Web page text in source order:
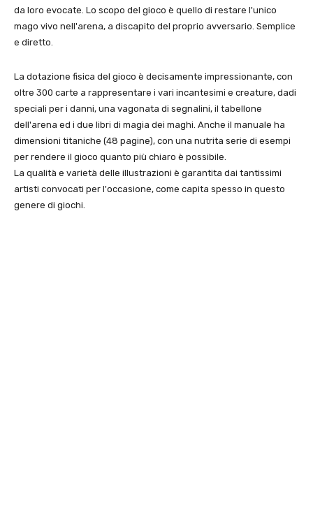
da loro evocate. Lo scopo del gioco è quello di restare l'unico
mago vivo nell'arena, a discapito del proprio avversario. Semplice
e diretto.
La dotazione fisica del gioco è decisamente impressionante, con
oltre 300 carte a rappresentare i vari incantesimi e creature, dadi
speciali per i danni, una vagonata di segnalini, il tabellone
dell'arena ed i due libri di magia dei maghi. Anche il manuale ha
dimensioni titaniche (48 pagine), con una nutrita serie di esempi
per rendere il gioco quanto più chiaro è possibile.
La qualità e varietà delle illustrazioni è garantita dai tantissimi
artisti convocati per l'occasione, come capita spesso in questo
genere di giochi.